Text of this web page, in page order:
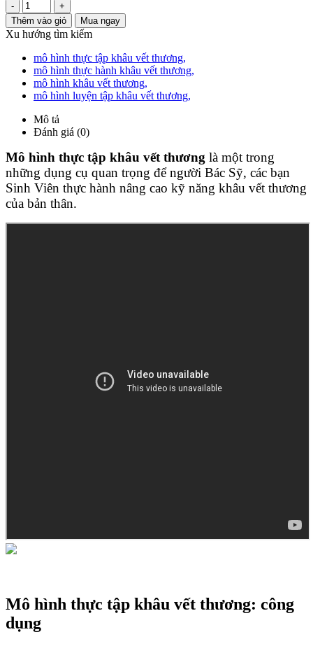
-
+
Thêm vào giỏ
Mua ngay
Xu hướng tìm kiếm
mô hình thực tập khâu vết thương,
mô hình thực hành khâu vết thương,
mô hình khâu vết thương,
mô hình luyện tập khâu vết thương,
Mô tả
Đánh giá (0)
Mô hình thực tập khâu vết thương là một trong
những dụng cụ quan trọng để người Bác Sỹ, các bạn
Sinh Viên thực hành nâng cao kỹ năng khâu vết thương
của bản thân.
Mô hình thực tập khâu vết thương: công
dụng